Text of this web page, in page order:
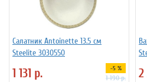
Салатник Antoinette 13.5 см
Steelite 3030550
1 131 р. -5 %
1 190р. 2